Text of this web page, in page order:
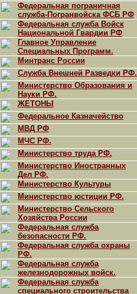
Федеральная пограничная
служба-Погранвойска ФСБ РФ
Федеральная служба Войск
Национальной Гвардии РФ
Главное Управление
Специальных Программ.
Минтранс России
Служба Внешней Разведки РФ.
Министерство Образования и
Науки РФ.
ЖЕТОНЫ
Федеральное Казначейство
МВД РФ
МЧС РФ.
Министерство труда РФ.
Министерство Иностранных
Дел РФ.
Министерство Культуры
Министерство юстиции РФ.
Министерство Сельского
Хозяйства России
Федеральная служба
безопасности РФ.
Федеральная служба охраны
РФ.
Федеральная служба
железнодорожных войск.
Федеральная служба
специального строительства